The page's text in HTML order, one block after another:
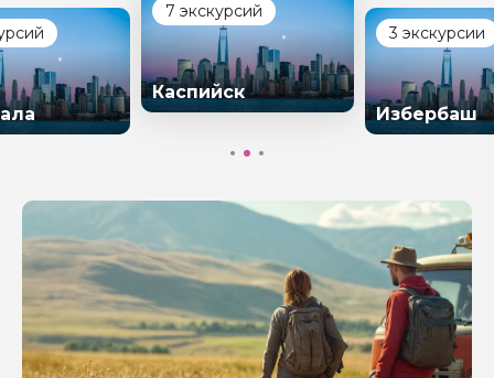
7 экскурсий
Каспийск
3 экскурсии
Избербаш